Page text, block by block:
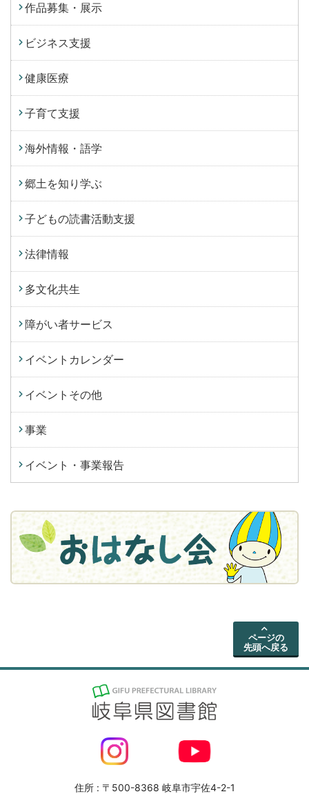
作品募集・展示
ビジネス支援
健康医療
子育て支援
海外情報・語学
郷土を知り学ぶ
子どもの読書活動支援
法律情報
多文化共生
障がい者サービス
イベントカレンダー
イベントその他
事業
イベント・事業報告
ページの
先頭へ戻る
住所 : 〒500-8368 岐阜市宇佐4-2-1